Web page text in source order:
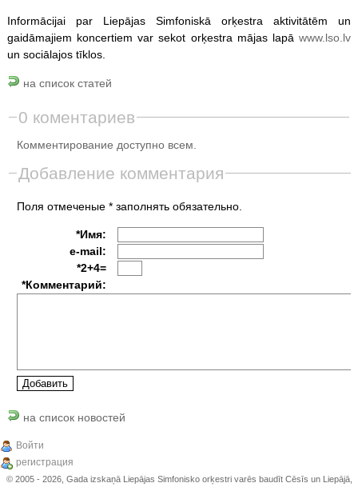
Informācijai par Liepājas Simfoniskā orķestra aktivitātēm un
gaidāmajiem koncertiem var sekot orķestra mājas lapāwww.lso.lv
un sociālajos tīklos.
на список статей
0 коментариев
Комментирование доступно всем.
Добавление комментария
Поля отмеченые * заполнять обязательно.
*Имя:
e-mail:
*2+4=
*Комментарий:
на список новостей
Войти
регистрация
© 2005 - 2026, Gada izskaņā Liepājas Simfonisko orķestri varēs baudīt Cēsīs un Liepājā,